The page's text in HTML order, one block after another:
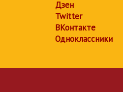
Дзен
Twitter
ВКонтакте
Одноклассники